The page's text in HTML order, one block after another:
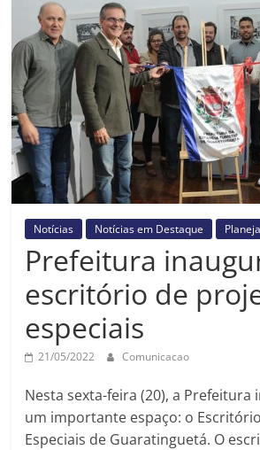
Prefeitura
Estância
Turística
Guaratinguetá
Notícias Notícias em Destaque
Prefeitura
escritório de
especiais
21/05/2022 Comunicacao
Nesta sexta-feira (20), a Prefeitura
um importante espaço: o
Especiais de Guaratinguetá. O